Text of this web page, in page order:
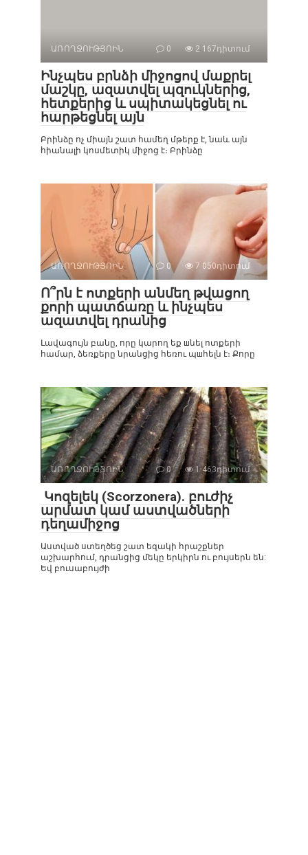
ԱՌՈՂՋՈՒԹՅՈԻՆ 0 2 167դիտում
Ինչպես բրնձի միջոցով մաքրել
մաշկը, ազատվել պզուկներից,
հետքերից և սպիտակեցնել ու
հարթեցնել այն
Բրինձը ոչ միայն շատ համեղ մթերք է, նաև այն
հիանալի կոսմետիկ միջոց է։ Բրինձը
ԱՌՈՂՋՈՒԹՅՈԻՆ 0 7 050դիտում
Ո՞րն է ոտքերի անմեղ թվացող
քորի պատճառը և ինչպես
ազատվել դրանից
Լավագույն բանը, որը կարող եք шնել ոտքերի
համար, ձեռքերը նրանցից հեռու պшհելն է։ Քորը
ԱՌՈՂՋՈՒԹՅՈԻՆ 0 1 463դիտում
Կոզելեկ (Scorzonera). բուժիչ
արմատ կամ աստվածների
դեղամիջոց
Աստված ստեղծեց շատ եզակի հրաշքներ
աշխարհում, դրանցից մեկը երկիրն ու բույսերն են:
Եվ բուսաբույժի